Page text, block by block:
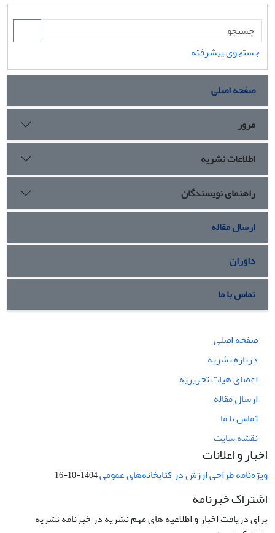
جستجوی پیشرفته
صفحه اصلی
مرور
اطلاعات نشریه
راهنمای نویسندگان
ارسال مقاله
داوران
تماس با ما
صفحه اصلی
درباره نشریه
اعضای هیات تحریریه
ارسال مقاله
تماس با ما
نقشه سایت
اخبار و اعلانات
ویژه‌نامه طراحی ارزش در کتابخانه‌های عمومی1404-10-16
اشتراک خبرنامه
برای دریافت اخبار و اطلاعیه های مهم نشریه در خبرنامه نشریه